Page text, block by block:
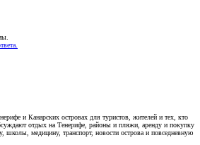
и Канарских островах для туристов, жителей и тех, кто
отдых на Тенерифе, районы и пляжи, аренду и покупку
школы, медицину, транспорт, новости острова и повседневную